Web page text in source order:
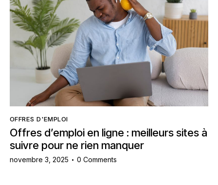
OFFRES D'EMPLOI
Offres d’emploi en ligne : meilleurs sites à
suivre pour ne rien manquer
novembre 3, 2025 0 Comments